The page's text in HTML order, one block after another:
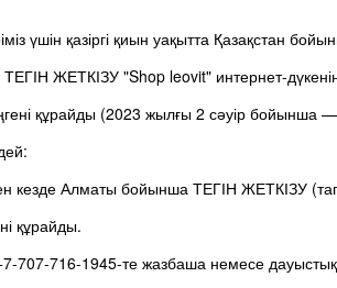
үшін қазіргі қиын уақытта Қазақстан
ЖЕТКІЗУ "Shop leovit" интернет-
құрайды (2023 жылғы 2 сәуір бойынша
кезде Алматы бойынша ТЕГІН ЖЕТКІЗУ
құрайды.
707-716-1945-те жазбаша немесе